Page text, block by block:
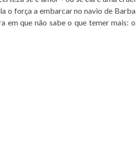
o força a embarcar no navio de Barba
em que não sabe o que temer mais: o